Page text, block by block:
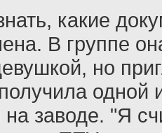
какие
В группе
но
одной
на заводе. "Я